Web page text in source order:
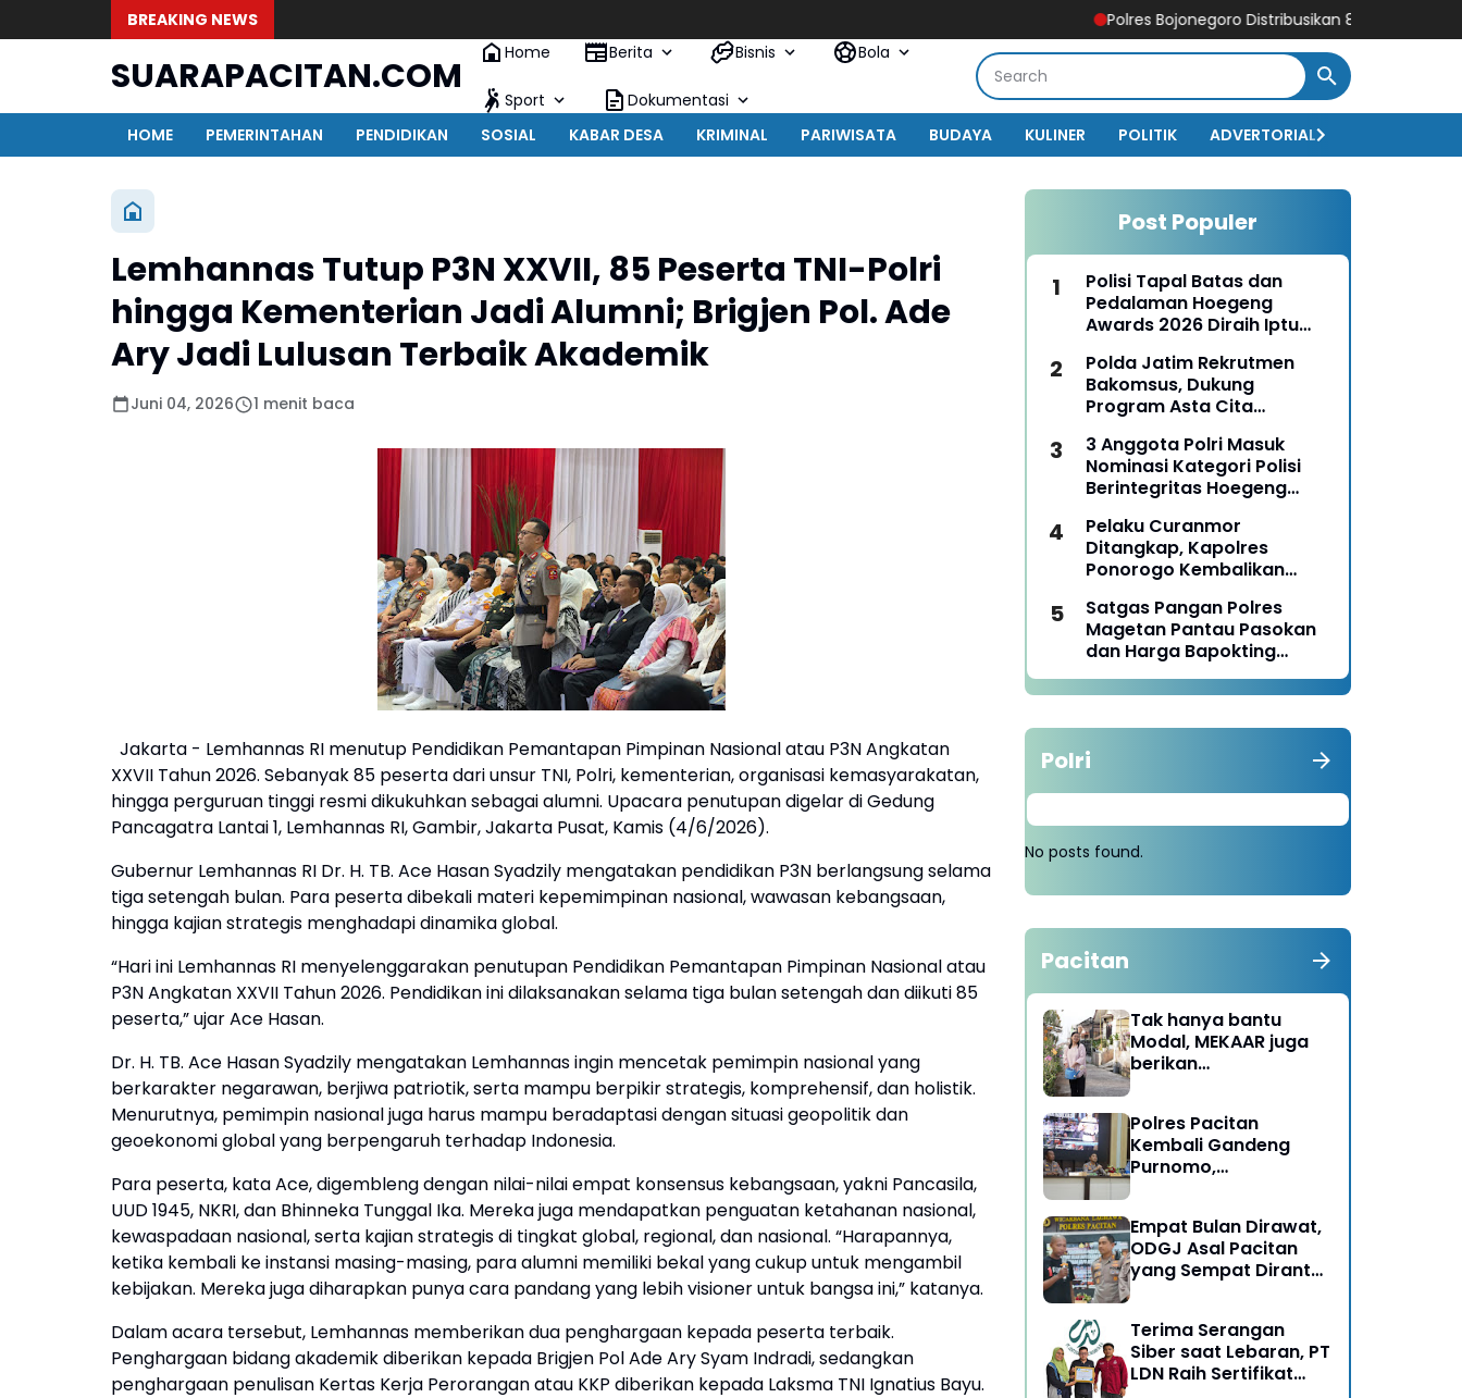
BREAKING NEWS Polres Bojonegoro Distribusikan 8.000 Liter Air Bersih
SUARAPACITAN.COM
Home Berita Bisnis Bola
Sport
Dokumentasi
HOME
PEMERINTAHAN PENDIDIKAN SOSIAL KABAR DESA KRIMINAL PARIWISATA BUDAYA KULINER POLITIK ADVERTORIAL
Lemhannas Tutup P3N XXVII, 85 Peserta TNI-Polri
hingga Kementerian Jadi Alumni; Brigjen Pol. Ade
Ary Jadi Lulusan Terbaik Akademik
Juni 04, 2026 1 menit baca
Jakarta - Lemhannas RI menutup Pendidikan Pemantapan Pimpinan Nasional atau P3N Angkatan
XXVII Tahun 2026. Sebanyak 85 peserta dari unsur TNI, Polri, kementerian, organisasi kemasyarakatan,
hingga perguruan tinggi resmi dikukuhkan sebagai alumni. Upacara penutupan digelar di Gedung
Pancagatra Lantai 1, Lemhannas RI, Gambir, Jakarta Pusat, Kamis (4/6/2026).
Gubernur Lemhannas RI Dr. H. TB. Ace Hasan Syadzily mengatakan pendidikan P3N berlangsung selama
tiga setengah bulan. Para peserta dibekali materi kepemimpinan nasional, wawasan kebangsaan,
hingga kajian strategis menghadapi dinamika global.
“Hari ini Lemhannas RI menyelenggarakan penutupan Pendidikan Pemantapan Pimpinan Nasional atau
P3N Angkatan XXVII Tahun 2026. Pendidikan ini dilaksanakan selama tiga bulan setengah dan diikuti 85
peserta,” ujar Ace Hasan.
Dr. H. TB. Ace Hasan Syadzily mengatakan Lemhannas ingin mencetak pemimpin nasional yang
berkarakter negarawan, berjiwa patriotik, serta mampu berpikir strategis, komprehensif, dan holistik.
Menurutnya, pemimpin nasional juga harus mampu beradaptasi dengan situasi geopolitik dan
geoekonomi global yang berpengaruh terhadap Indonesia.
Para peserta, kata Ace, digembleng dengan nilai-nilai empat konsensus kebangsaan, yakni Pancasila,
UUD 1945, NKRI, dan Bhinneka Tunggal Ika. Mereka juga mendapatkan penguatan ketahanan nasional,
kewaspadaan nasional, serta kajian strategis di tingkat global, regional, dan nasional. “Harapannya,
ketika kembali ke instansi masing-masing, para alumni memiliki bekal yang cukup untuk mengambil
kebijakan. Mereka juga diharapkan punya cara pandang yang lebih visioner untuk bangsa ini,” katanya.
Dalam acara tersebut, Lemhannas memberikan dua penghargaan kepada peserta terbaik.
Penghargaan bidang akademik diberikan kepada Brigjen Pol Ade Ary Syam Indradi, sedangkan
penghargaan penulisan Kertas Kerja Perorangan atau KKP diberikan kepada Laksma TNI Ignatius Bayu.
Post Populer
Polisi Tapal Batas dan
Pedalaman Hoegeng
Awards 2026 Diraih Iptu
Pengabdian Humanis di
Nduga
Polda Jatim Rekrutmen
Bakomsus, Dukung
Program Asta Cita
3 Anggota Polri Masuk
Nominasi Kategori Polisi
Berintegritas Hoegeng
Pelaku Curanmor
Ditangkap, Kapolres
Ponorogo Kembalikan
Satgas Pangan Polres
Magetan Pantau Pasokan
dan Harga Bapokting
Pascalebaran
Polri
No posts found.
Pacitan
Tak hanya bantu
Modal, MEKAAR juga
berikan
Dapur Tetap Ngebul
Polres Pacitan
Kembali Gandeng
Purnomo,
Rehabilitasi
Empat Bulan Dirawat,
ODGJ Asal Pacitan
yang Sempat Dirantai
Terima Serangan
Siber saat Lebaran, PT
LDN Raih Sertifikat